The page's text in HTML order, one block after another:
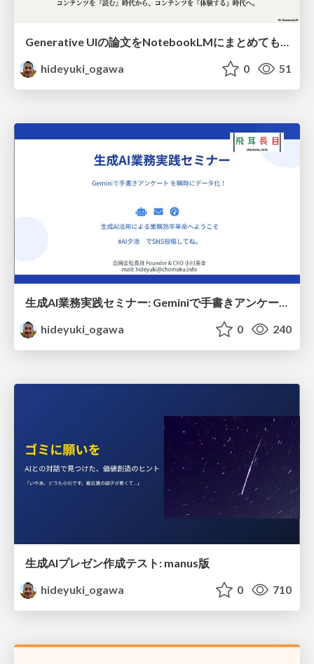
hideyuki_ogawa
0 51
生成AI業務実践セミナー: Geminiで手書きアンケート を瞬時にデータ化！
hideyuki_ogawa
0 240
生成AIプレゼン作成テスト: manus版
hideyuki_ogawa
0 710